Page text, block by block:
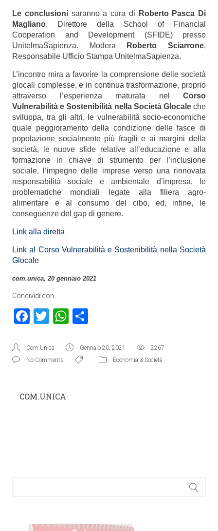
Le conclusionisaranno a cura di
Roberto Pasca Di
Magliano, Direttore della School of Financial
Cooperation and Development (SFIDE) presso
UnitelmaSapienza. Modera Roberto Sciarrone,
Responsabile Ufficio Stampa UnitelmaSapienza.
L’incontro mira a favorire la comprensione delle società
glocali complesse, e in continua trasformazione, proprio
attraverso l’esperienza maturata nel Corso
Vulnerabilità e Sostenibilità nella Società Glocaleche
sviluppa, tra gli altri, le vulnerabilità socio-economiche
quale peggioramento della condizione delle fasce di
popolazione socialmente più fragili e ai margini della
società, le nuove sfide relative all’educazione e alla
formazione in chiave di strumento per l’inclusione
sociale, l’impegno delle imprese verso una rinnovata
responsabilità sociale e ambientale d’impresa, le
problematiche mondiali legate alla filiera agro-
alimentare e al consumo del cibo, ed, infine, le
conseguenze del gap di genere.
Link alla diretta
Link al Corso Vulnerabilità e Sostenibilità nella Società
Glocale
com.unica, 20 gennaio 2021
Condividi con
Facebook
TwitterWhatsApp
Com.Unica Gennaio 20, 2021
2267
No Comments
Economia & Società
COM.UNICA